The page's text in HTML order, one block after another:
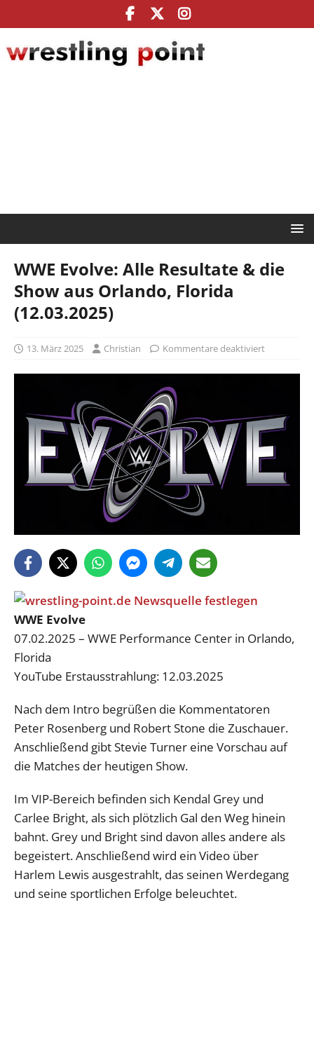
WWE Evolve: Alle Resultate & die
Show aus Orlando, Florida
(12.03.2025)
13. März 2025 Christian Kommentare deaktiviert
WWE Evolve
07.02.2025 – WWE Performance Center in Orlando,
Florida
YouTube Erstausstrahlung: 12.03.2025
Nach dem Intro begrüßen die Kommentatoren
Peter Rosenberg und Robert Stone die Zuschauer.
Anschließend gibt Stevie Turner eine Vorschau auf
die Matches der heutigen Show.
Im VIP-Bereich befinden sich Kendal Grey und
Carlee Bright, als sich plötzlich Gal den Weg hinein
bahnt. Grey und Bright sind davon alles andere als
begeistert. Anschließend wird ein Video über
Harlem Lewis ausgestrahlt, das seinen Werdegang
und seine sportlichen Erfolge beleuchtet.